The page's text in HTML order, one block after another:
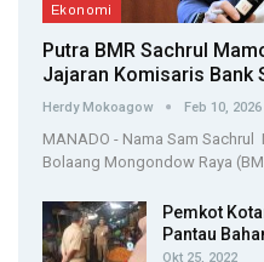
Ekonomi
Putra BMR Sachrul
Jajaran Komisaris Bank
Herdy Mokoagow Feb 10, 2026
MANADO - Nama Sam
Bolaang Mongondow Raya
Pemkot
Pantau
Okt 25, 2022